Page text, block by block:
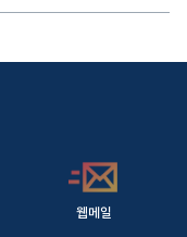
웹메일